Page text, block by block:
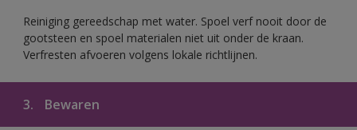
Reiniging gereedschap met water. Spoel verf nooit door de
gootsteen en spoel materialen niet uit onder de kraan.
Verfresten afvoeren volgens lokale richtlijnen.
3. Bewaren